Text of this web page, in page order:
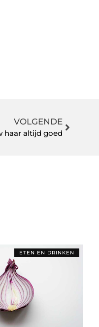
VOLGENDE
haar altijd goed
ETEN EN DRINKEN